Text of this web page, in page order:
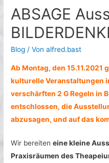
ABSAGE
Blog / Vonalfred.bast
Ab Montag, den
kulturelle Veranstaltungen
verschärften 2 G Regeln in
entschlossen, die
abzusagen, und auf das
Wir bereiteneine kleine
Praxisräumen des